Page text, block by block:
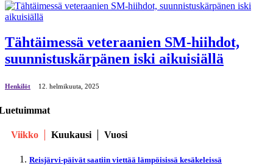
Tähtäimessä veteraanien SM-hiihdot,
suunnistuskärpänen iski aikuisiällä
Henkilöt 12. helmikuuta, 2025
Viikko Kuukausi Vuosi
Reisjärvi-päivät saatiin viettää lämpöisissä kesäkeleissä